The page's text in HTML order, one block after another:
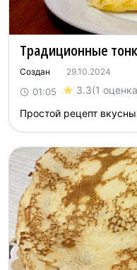
Традиционные
Создан 29.10.2024
01:05 3.3(1
Простой рецепт